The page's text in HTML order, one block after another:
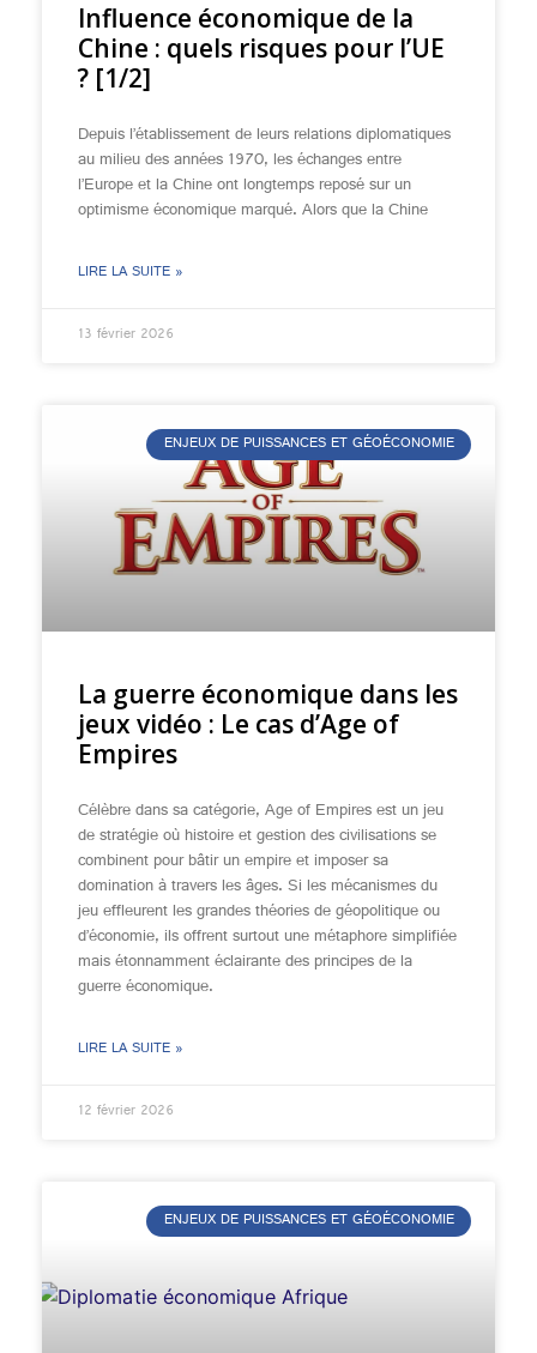
Influence économique de la
Chine : quels risques pour l’UE
? [1/2]
Depuis l’établissement de leurs relations diplomatiques
au milieu des années 1970, les échanges entre
l’Europe et la Chine ont longtemps reposé sur un
optimisme économique marqué. Alors que la Chine
LIRE LA SUITE »
13 février 2026
ENJEUX DE PUISSANCES ET GÉOÉCONOMIE
La guerre économique dans les
jeux vidéo : Le cas d’Age of
Empires
Célèbre dans sa catégorie, Age of Empires est un jeu
de stratégie où histoire et gestion des civilisations se
combinent pour bâtir un empire et imposer sa
domination à travers les âges. Si les mécanismes du
jeu effleurent les grandes théories de géopolitique ou
d’économie, ils offrent surtout une métaphore simplifiée
mais étonnamment éclairante des principes de la
guerre économique.
LIRE LA SUITE »
12 février 2026
ENJEUX DE PUISSANCES ET GÉOÉCONOMIE